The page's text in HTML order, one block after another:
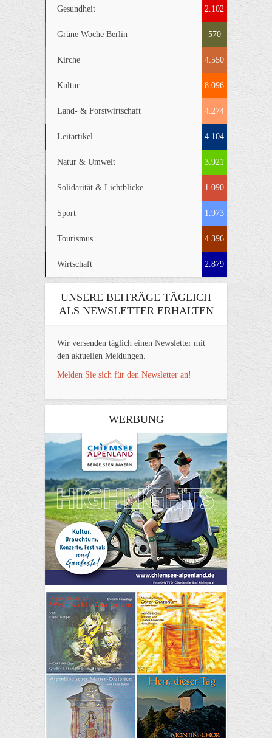
Gesundheit 2.102
Grüne Woche Berlin 570
Kirche 4.550
Kultur 8.096
Land- & Forstwirtschaft 4.274
Leitartikel 4.104
Natur & Umwelt 3.921
Solidarität & Lichtblicke 1.090
Sport 1.973
Tourismus 4.396
Wirtschaft 2.879
UNSERE BEITRÄGE TÄGLICH
ALS NEWSLETTER ERHALTEN
Wir versenden täglich einen Newsletter mit
den aktuellen Meldungen.
Melden Sie sich für den Newsletter an!
WERBUNG